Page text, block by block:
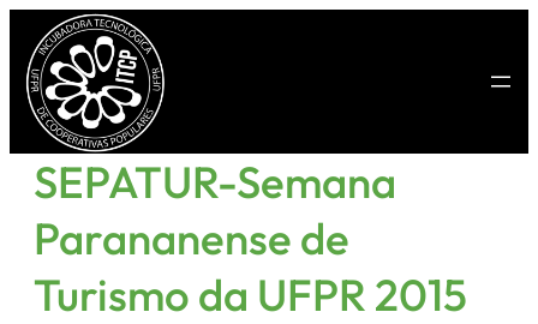
Pular
para
conteúdo
SEPATUR-Semana
Parananense de
Turismo da UFPR 2015